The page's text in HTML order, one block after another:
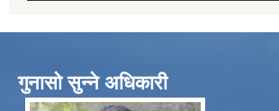
गुनासो सुन्ने अधिकारी